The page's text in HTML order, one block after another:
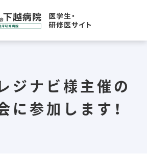
ジナビ様主催の
に参加します！